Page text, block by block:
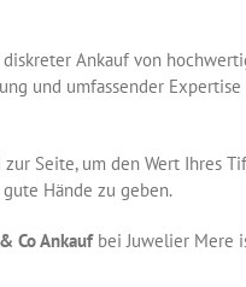
Ankauf von
und umfassender Expertise
Seite, um den Wert Ihres
Hände zu geben.
Co Ankaufbei Juwelier Mere